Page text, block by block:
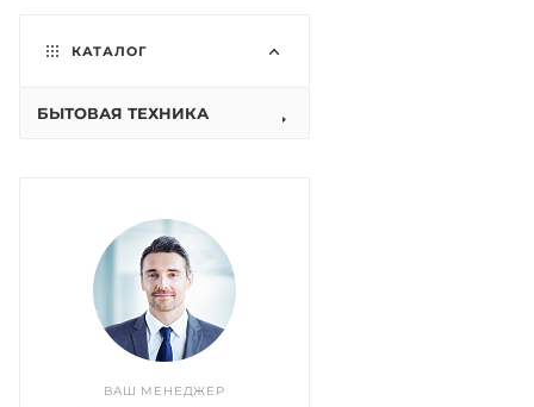
КАТАЛОГ
БЫТОВАЯ ТЕХНИКА
ВАШ МЕНЕДЖЕР